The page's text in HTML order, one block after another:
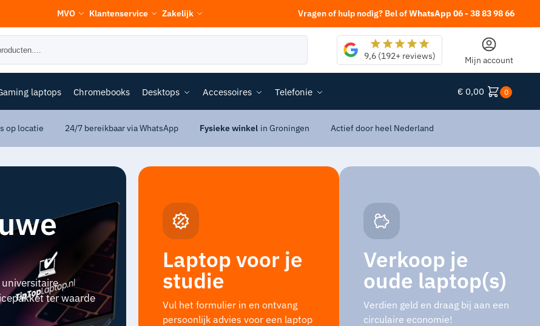
MVO Klantenservice Zakelijk Vragen of hulp nodig? Bel ofWhatsApp 06 - 38 83 98 66
9,6 (192+ reviews) Mijn account
laptops Chromebooks Desktops Accessoires Telefonie € 0,00 0
op locatie 24/7 bereikbaar via WhatsApp Fysieke winkel in Groningen Actief door heel Nederland
ter waarde
Laptop voor je
studie
Vul het formulier in en ontvang
persoonlijk advies voor een laptop
Verkoop je
oude laptop(s)
Verdien geld en draag bij aan een
circulaire economie!